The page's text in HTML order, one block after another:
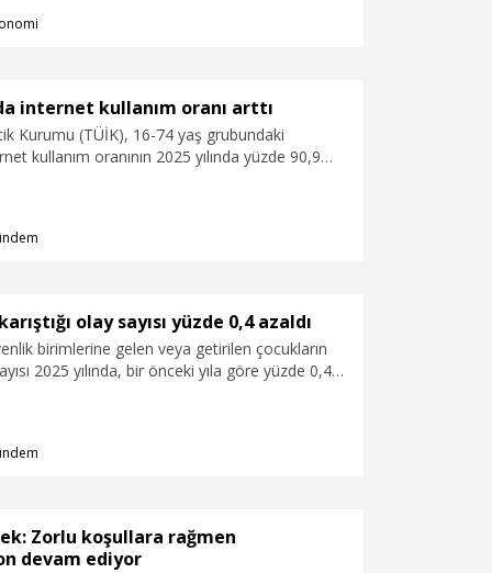
internet kullanım oranı arttı
Kurumu (TÜİK), 16-74 yaş grubundaki
kullanım oranının 2025 yılında yüzde 90,9
olay sayısı yüzde 0,4 azaldı
birimlerine gelen veya getirilen çocukların
2025 yılında, bir önceki yıla göre yüzde 0,4
Zorlu koşullara rağmen
devam ediyor